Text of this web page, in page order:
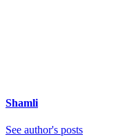
Shamli
See author's posts